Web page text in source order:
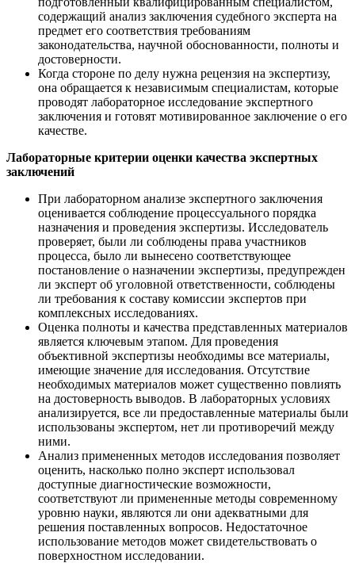
содержащий анализ заключения судебного эксперта на
предмет его соответствия требованиям
законодательства, научной обоснованности, полноты и
достоверности.
Когда стороне по делу нужна рецензия на экспертизу,
она обращается к независимым специалистам, которые
проводят лабораторное исследование экспертного
заключения и готовят мотивированное заключение о его
качестве.
Лабораторные критерии оценки качества экспертных
заключений
При лабораторном анализе экспертного заключения
оценивается соблюдение процессуального порядка
назначения и проведения экспертизы. Исследователь
проверяет, были ли соблюдены права участников
процесса, было ли вынесено соответствующее
постановление о назначении экспертизы, предупрежден
ли эксперт об уголовной ответственности, соблюдены
ли требования к составу комиссии экспертов при
комплексных исследованиях.
Оценка полноты и качества представленных материалов
является ключевым этапом. Для проведения
объективной экспертизы необходимы все материалы,
имеющие значение для исследования. Отсутствие
необходимых материалов может существенно повлиять
на достоверность выводов. В лабораторных условиях
анализируется, все ли предоставленные материалы были
использованы экспертом, нет ли противоречий между
ними.
Анализ примененных методов исследования позволяет
оценить, насколько полно эксперт использовал
доступные диагностические возможности,
соответствуют ли примененные методы современному
уровню науки, являются ли они адекватными для
решения поставленных вопросов. Недостаточное
использование методов может свидетельствовать о
поверхностном исследовании.